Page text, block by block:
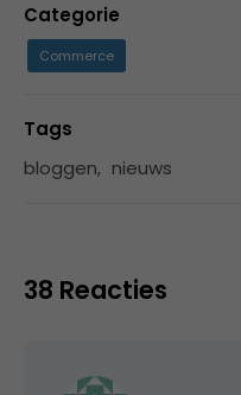
Categorie
Commerce
Tags
bloggen, nieuws
38 Reacties